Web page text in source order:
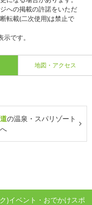
への掲載の許諾をいただ
転載(二次使用)は禁止で
です。
地図・アクセス
の温泉・スパリゾート
)イベント・おでかけスポ